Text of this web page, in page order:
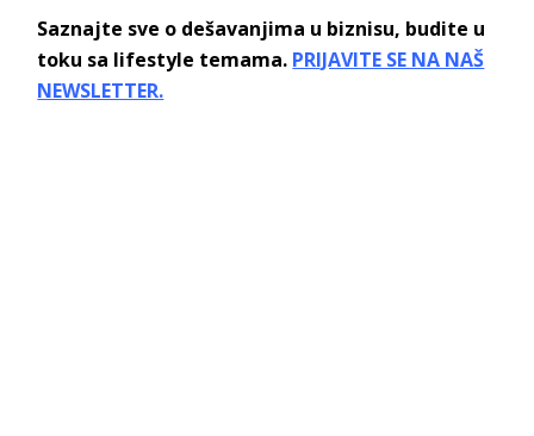
Saznajte sve o dešavanjima u biznisu, budite u
toku sa lifestyle temama. PRIJAVITE SE NA NAŠ
NEWSLETTER.